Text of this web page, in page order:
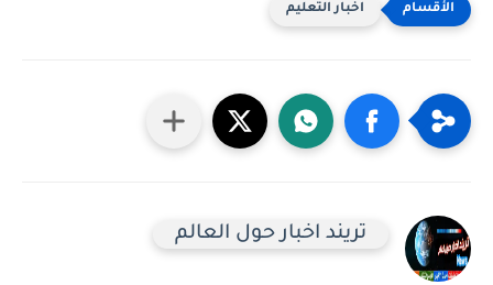
اخبار التعليم
تريند اخبار حول العالم